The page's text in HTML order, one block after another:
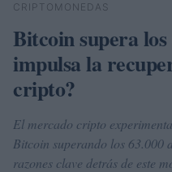
Buscar
CRIPTOMONEDAS
Bitcoin supera
impulsa la
cripto?
El mercado cripto
Bitcoin superando los 63.000
razones clave detrás de este